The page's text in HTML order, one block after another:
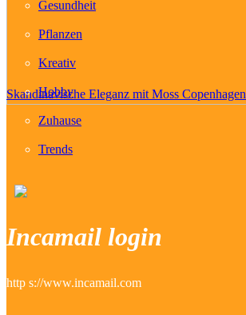
Skandinavische Eleganz mit Moss Copenhagen
Gesundheit
Pflanzen
Kreativ
Hobby
Zuhause
Trends
Incamail login
http s://www.incamail.com